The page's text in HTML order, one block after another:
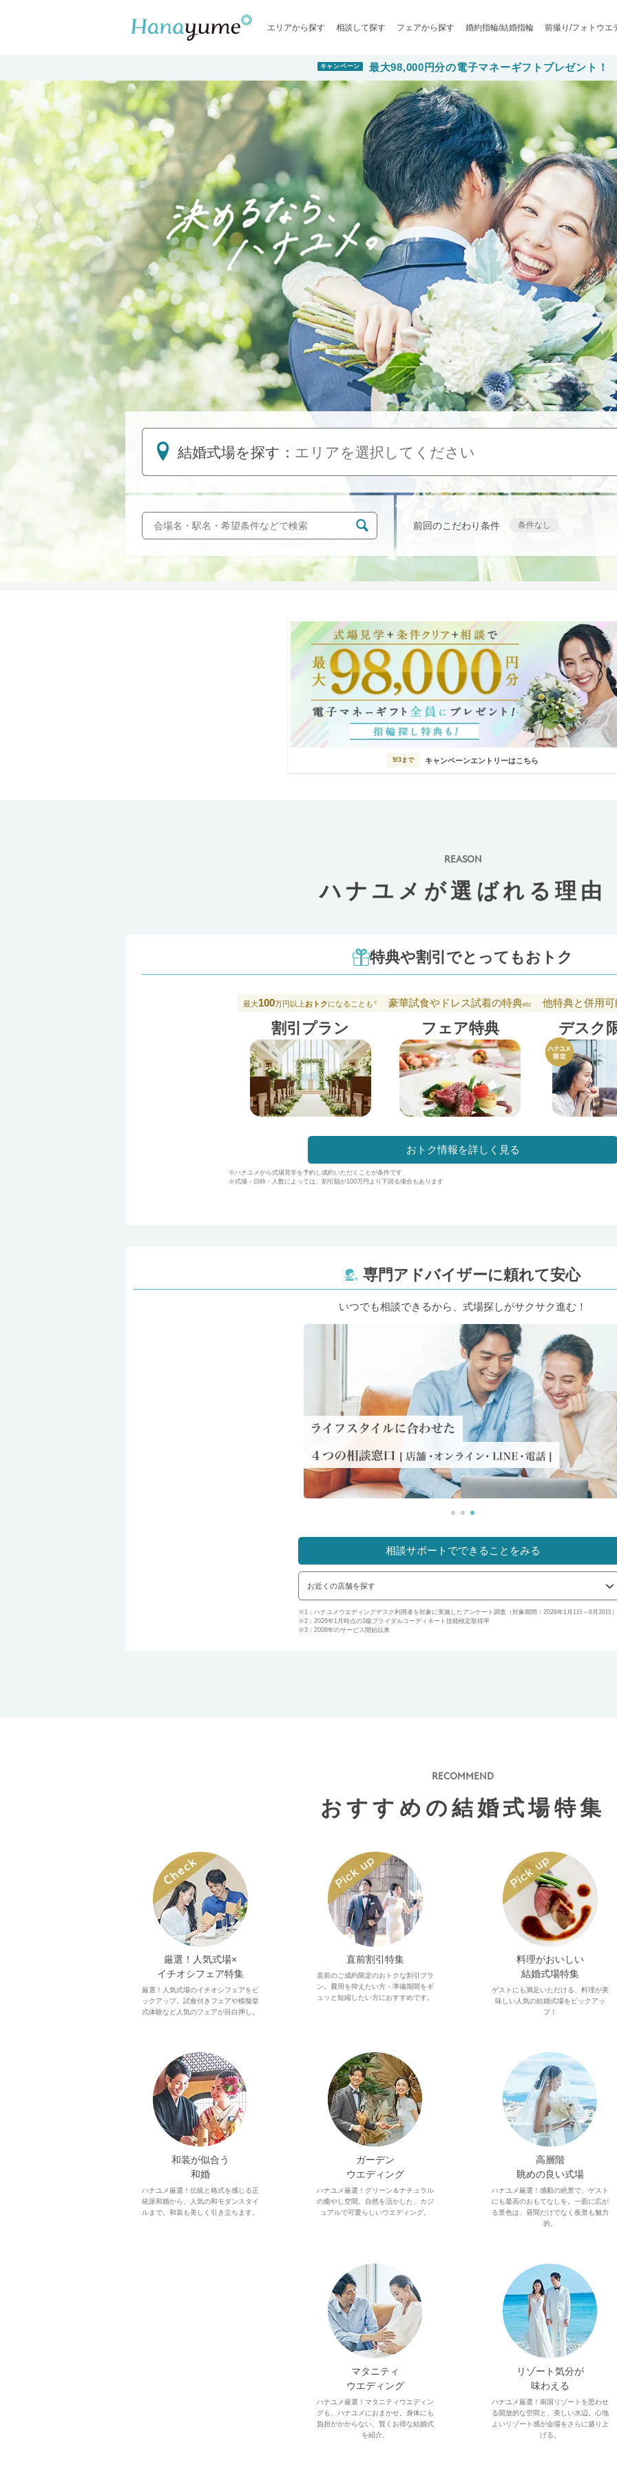
エリアから探す 相談して探す フェアから探す 婚約指輪/結婚指輪 前撮り/フォトウエ
キャンペーン 最大98,000円分の電子マネーギフトプレゼント！
結婚式場を探す： エリアを選択してください
前回のこだわり条件 条件なし
9/3まで キャンペーンエントリーはこちら
REASON
ハナユメが選ばれる理由
特典や割引でとってもおトク
最大100万円以上おトクになることも ※
割引プラン
豪華試食やドレス試着の特典etc
フェア特典
他特典と併用可
デスク
おトク情報を詳しく見る
※ハナユメから式場見学を予約し成約いただくことが条件です
※式場・日時・人数によっては、割引額が100万円より下回る場合もあります
専門アドバイザーに頼れて安心
いつでも相談できるから、式場探しがサクサク進む！
相談サポートでできることをみる
お近くの店舗を探す
※1：ハナユメウエディングデスク利用者を対象に実施したアンケート調査（対象期間：2026年1月1日～6月30日）
※2：2026年1月時点の3級ブライダルコーディネート技能検定取得率
※3：2008年のサービス開始以来
RECOMMEND
おすすめの結婚式場特集
厳選！人気式場×
イチオシフェア特集
厳選！人気式場のイチオシフェアをピ
ックアップ。試食付きフェアや模擬挙
式体験など人気のフェアが目白押し。
直前割引特集
直前のご成約限定のおトクな割引プラ
ン。費用を抑えたい方・準備期間をギ
ュッと短縮したい方におすすめです。
料理がおいしい
結婚式場特集
ゲストにも満足いただける、料理が美
味しい人気の結婚式場をピックアッ
プ！
和装が似合う
和婚
ハナユメ厳選！伝統と格式を感じる正
統派和婚から、人気の和モダンスタイ
ルまで。和装も美しく引き立ちます。
ガーデン
ウエディング
ハナユメ厳選！グリーン＆ナチュラル
の癒やし空間。自然を活かした、カジ
ュアルで可愛らしいウエディング。
高層階
眺めの良い式場
ハナユメ厳選！感動の絶景で、ゲスト
にも最高のおもてなしを。一面に広が
る景色は、昼間だけでなく夜景も魅力
的。
マタニティ
ウエディング
ハナユメ厳選！マタニティウエディン
グも、ハナユメにおまかせ。身体にも
負担がかからない、賢くお得な結婚式
を紹介。
リゾート気分が
味わえる
ハナユメ厳選！南国リゾートを思わせ
る開放的な空間と、美しい水辺。心地
よいリゾート感が会場をさらに盛り上
げる。